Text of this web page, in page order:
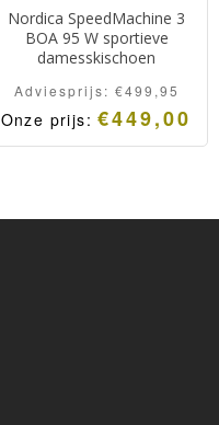
Nordica SpeedMachine 3
BOA 95 W sportieve
damesskischoen
Adviesprijs: €499,95
Onze prijs:€449,00